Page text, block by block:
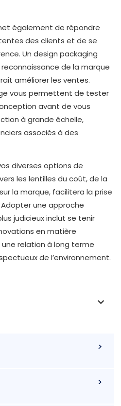
également de répondre
des clients et de se
Un design packaging
de la marque
améliorer les ventes.
vous permettent de tester
avant de vous
à grande échelle,
associés à des
diverses options de
les lentilles du coût, de la
la marque, facilitera la prise
une approche
judicieux inclut se tenir
en matière
relation à long terme
de l’environnement.